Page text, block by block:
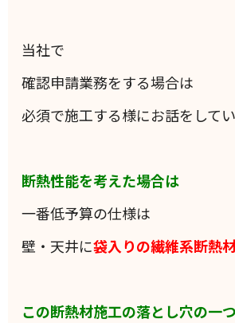
当社で
確認申請業務をする場合は
必須で施工する様にお話をしてい
断熱性能を考えた場合は
一番低予算の仕様は
壁・天井に袋入りの繊維系断熱
この断熱材施工の落とし穴の一